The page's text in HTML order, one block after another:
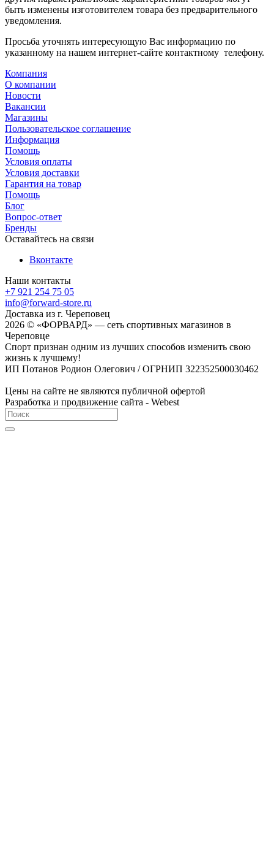
быть изменены изготовителем товара без предварительного
уведомления.
Просьба уточнять интересующую Вас информацию по
указанному на нашем интернет-сайте контактному телефону.
Компания
О компании
Новости
Вакансии
Магазины
Пользовательское соглашение
Информация
Помощь
Условия оплаты
Условия доставки
Гарантия на товар
Помощь
Блог
Вопрос-ответ
Бренды
Оставайтесь на связи
Вконтакте
Наши контакты
+7 921 254 75 05
info@forward-store.ru
Доставка из г. Череповец
2026 © «ФОРВАРД» — сеть спортивных магазинов в
Череповце
Спорт признан одним из лучших способов изменить свою
жизнь к лучшему!
ИП Потанов Родион Олегович / ОГРНИП 322352500030462
Цены на сайте не являются публичной офертой
Разработка и продвижение сайта - Webest